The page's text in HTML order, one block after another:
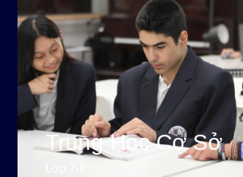
Trung Học Cơ Sở